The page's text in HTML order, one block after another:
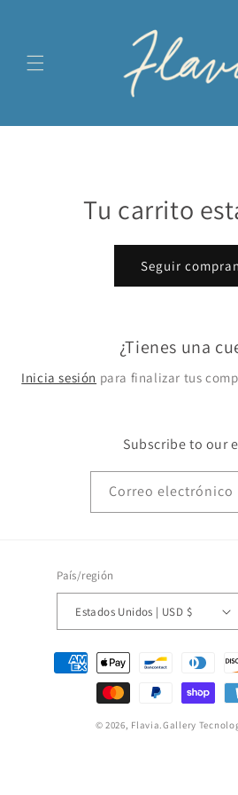
Tu carrito
Seguir
¿Tienes una
Inicia sesión para finalizar tus
Subscribe to our
Correo electrónico
País/región
Estados Unidos | USD $
Formas
© 2026, Flavia.Gallery